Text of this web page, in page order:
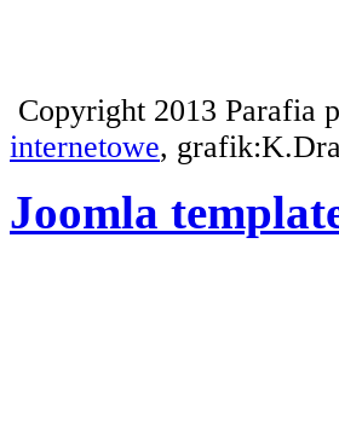
Copyright 2013 Parafia
internetowe,
Joomla